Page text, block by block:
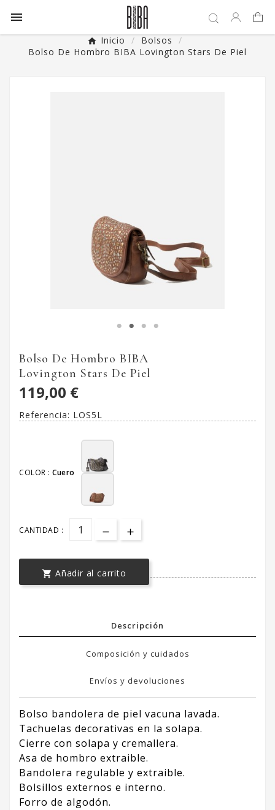

Inicio
Bolsos
Bolso De Hombro BIBA Lovington Stars De Piel
Bolso De Hombro BIBA
Lovington Stars De Piel
119,00 €
Referencia: LOS5L
COLOR : Cuero
CANTIDAD :
 Añadir al carrito
Descripción
Composición y cuidados
Envíos y devoluciones
Bolso bandolera de piel vacuna lavada.
Tachuelas decorativas en la solapa.
Cierre con solapa y cremallera.
Asa de hombro extraible.
Bandolera regulable y extraible.
Bolsillos externos e interno.
Forro de algodón.